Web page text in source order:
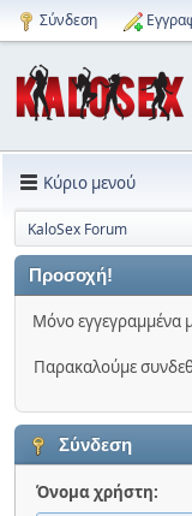
Σύνδεση
Κύριο μενού
KaloSex Forum
Προσοχή!
Μόνο εγγεγραμμένα
Παρακαλούμε
Σύνδεση
Όνομα χρήστη: